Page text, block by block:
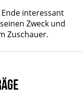
interessant
Zweck und
Zuschauer.